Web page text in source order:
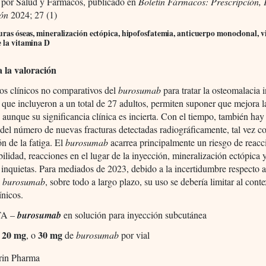
2024; 27 (1)
óseas, mineralización ectópica, hipofosfatemia, anticuerpo monoclonal,
la vitamina D
la valoración
clínicos no comparativos delburosumabpara tratar la osteomalacia
incluyeron a un total de 27 adultos, permiten suponer que mejora
su significancia clínica es incierta. Con el tiempo, también
número de nuevas fracturas detectadas radiográficamente, tal vez
de la fatiga. Elburosumabacarrea principalmente un riesgo de
reacciones en el lugar de la inyección, mineralización ectópica
Para mediados de 2023, debido a la incertidumbre respecto
burosumab, sobre todo a largo plazo, su uso se debería limitar al
–burosumaben solución para inyección subcutánea
20 mg, o30 mgdeburosumabpor vial
Pharma